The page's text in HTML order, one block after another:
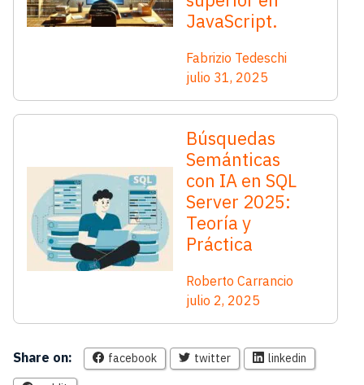
JavaScript.
Fabrizio Tedeschi
julio 31, 2025
Búsquedas
Semánticas
con IA en SQL
Server 2025:
Teoría y
Práctica
Roberto Carrancio
julio 2, 2025
Share on: facebook twitter linkedin